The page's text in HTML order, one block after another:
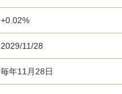
+0.02%
2029/11/28
毎年11月28日